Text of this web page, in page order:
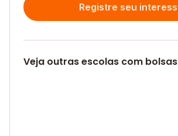
Registre seu
Veja outras escolas com